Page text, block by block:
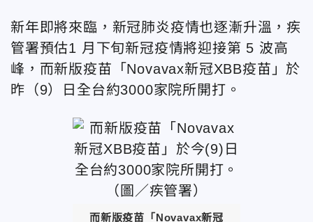
新年即將來臨，新冠肺炎疫情也逐漸升溫，疾
管署預估1 月下旬新冠疫情將迎接第 5 波高
峰，而新版疫苗「Novavax新冠XBB疫苗」於
昨（9）日全台約3000家院所開打。
而新版疫苗「Novavax新冠